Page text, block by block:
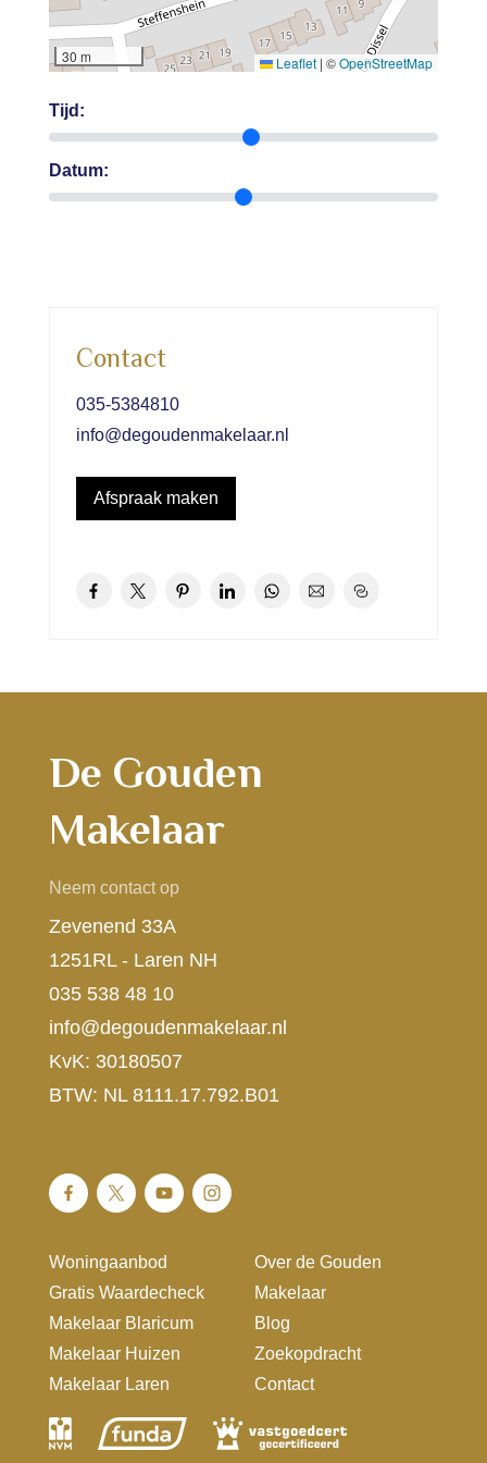
Contact
035-5384810
info@degoudenmakelaar.nl
Afspraak maken
30 m Leaflet | ©OpenStreetMap
Tijd:
Datum:
De Gouden
Makelaar
Neem contact op
Zevenend 33A
1251RL - Laren NH
035 538 48 10
info@degoudenmakelaar.nl
KvK: 30180507
BTW: NL 8111.17.792.B01
Woningaanbod
Gratis Waardecheck
Makelaar Blaricum
Makelaar Huizen
Makelaar Laren
Over de Gouden
Makelaar
Blog
Zoekopdracht
Contact